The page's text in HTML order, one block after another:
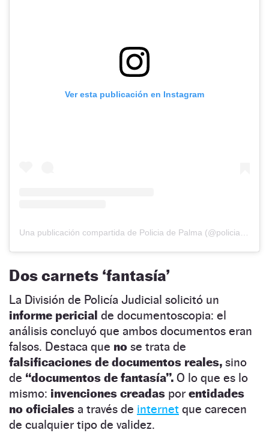
Ver esta publicación en Instagram
Una publicación compartida de Policia de Palma (@policiadepalma)
Dos carnets ‘fantasía’
La División de Policía Judicial solicitó un
informe pericial de documentoscopia: el
análisis concluyó que ambos documentos eran
falsos. Destaca que no se trata de
falsificaciones de documentos reales, sino
de “documentos de fantasía”. O lo que es lo
mismo: invenciones creadas por entidades
no oficiales a través de internet que carecen
de cualquier tipo de validez.